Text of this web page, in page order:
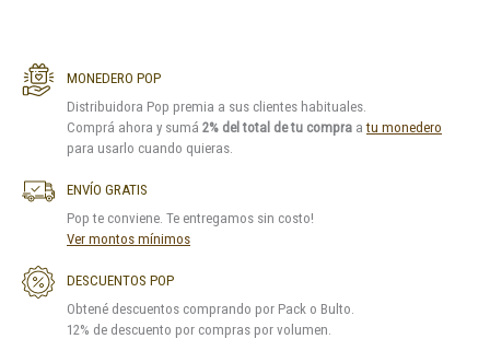
MONEDERO POP
Distribuidora Pop premia a sus clientes habituales.
Comprá ahora y sumá 2% del total de tu compra atu monedero
para usarlo cuando quieras.
ENVÍO GRATIS
Pop te conviene. Te entregamos sin costo!
Ver montos mínimos
DESCUENTOS POP
Obtené descuentos comprando por Pack o Bulto.
12% de descuento por compras por volumen.